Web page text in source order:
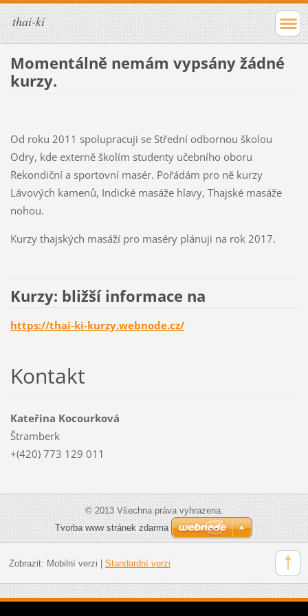
thai-ki
Momentálně nemám vypsány žádné
kurzy.
Od roku 2011 spolupracuji se Střední odbornou školou
Odry, kde externě školím studenty učebního oboru
Rekondiční a sportovní masér. Pořádám pro ně kurzy
Lávových kamenů, Indické masáže hlavy, Thajské masáže
nohou.
Kurzy thajských masáží pro maséry plánuji na rok 2017.
Kurzy: bližší informace na
https://thai-ki-kurzy.webnode.cz/
Kontakt
Kateřina Kocourková
Štramberk
+(420) 773 129 011
© 2013 Všechna práva vyhrazena.
Tvorba www stránek zdarma
Zobrazit: Mobilní verzi Standardní verzi